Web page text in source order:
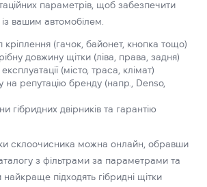
параметрів, щоб забезпечити
із вашим автомобілем.
кріплення (гачок, байонет, кнопка тощо)
довжину щітки (ліва, права, задня)
(місто, траса, клімат)
на репутацію бренду (напр., Denso,
гібридних двірників та гарантію
склоочисника можна онлайн, обравши
з фільтрами за параметрами та
підходять гібридні щітки